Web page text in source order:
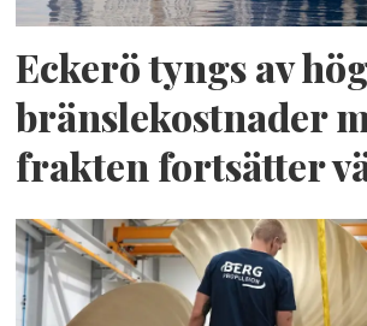
Eckerö tyngs av
bränslekostnader
frakten fortsätter